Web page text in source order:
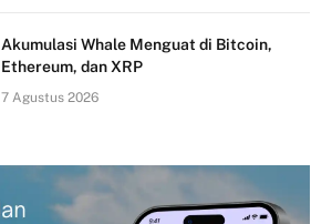
Akumulasi Whale Menguat di Bitcoin,
Ethereum, dan XRP
7 Agustus 2026